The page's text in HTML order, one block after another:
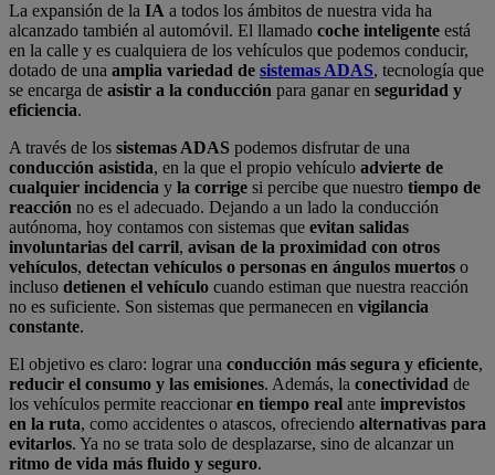
La expansión de la IA a todos los ámbitos de nuestra vida ha
alcanzado también al automóvil. El llamado coche inteligente está
en la calle y es cualquiera de los vehículos que podemos conducir,
dotado de una amplia variedad de sistemas ADAS, tecnología que
se encarga de asistir a la conducción para ganar en seguridad y
eficiencia.
A través de los sistemas ADAS podemos disfrutar de una
conducción asistida, en la que el propio vehículo advierte de
cualquier incidencia y la corrige si percibe que nuestro tiempo de
reacción no es el adecuado. Dejando a un lado la conducción
autónoma, hoy contamos con sistemas que evitan salidas
involuntarias del carril, avisan de la proximidad con otros
vehículos, detectan vehículos o personas en ángulos muertos o
incluso detienen el vehículo cuando estiman que nuestra reacción
no es suficiente. Son sistemas que permanecen en vigilancia
constante.
El objetivo es claro: lograr una conducción más segura y eficiente,
reducir el consumo y las emisiones. Además, la conectividad de
los vehículos permite reaccionaren tiempo real ante imprevistos
en la ruta, como accidentes o atascos, ofreciendo alternativas para
evitarlos. Ya no se trata solo de desplazarse, sino de alcanzar un
ritmo de vida más fluido y seguro.